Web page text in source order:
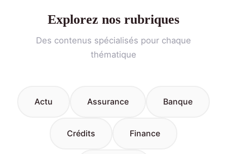
Explorez nos rubriques
Des contenus spécialisés pour chaque
thématique
Actu Assurance Banque
Crédits Finance